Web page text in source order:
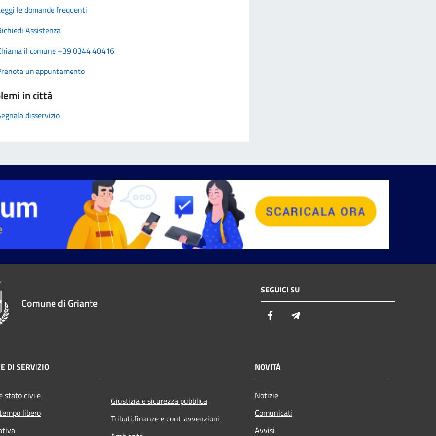
le domande frequenti
Assistenza
il comune +39 0344 40416
un appuntamento
in città
disservizio
Comune di Griante
SEGUICI SU
Facebook
DI SERVIZIO
stato civile
libero
Giustizia e sicurezza pubblica
Tributi,finanze e contravvenzioni
NOVITÀ
Notizie
Comunicati
Avvisi